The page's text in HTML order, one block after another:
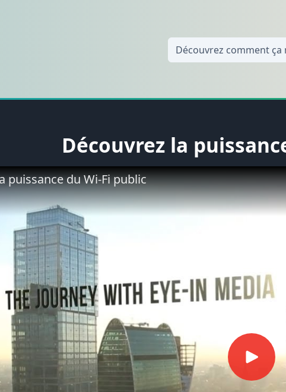
Découvrez comment ça
Découvrez la
puissance du Wi-Fi public